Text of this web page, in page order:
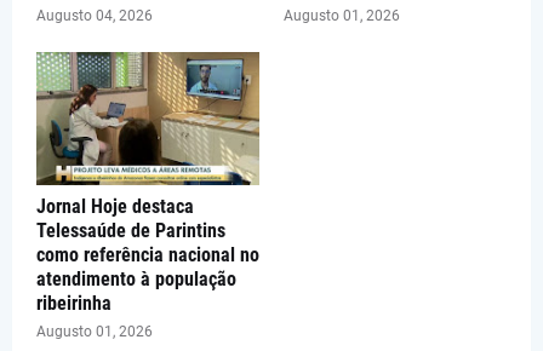
Augusto 04, 2026 Augusto 01, 2026
Jornal Hoje destaca
Telessaúde de Parintins
como referência nacional no
atendimento à população
ribeirinha
Augusto 01, 2026